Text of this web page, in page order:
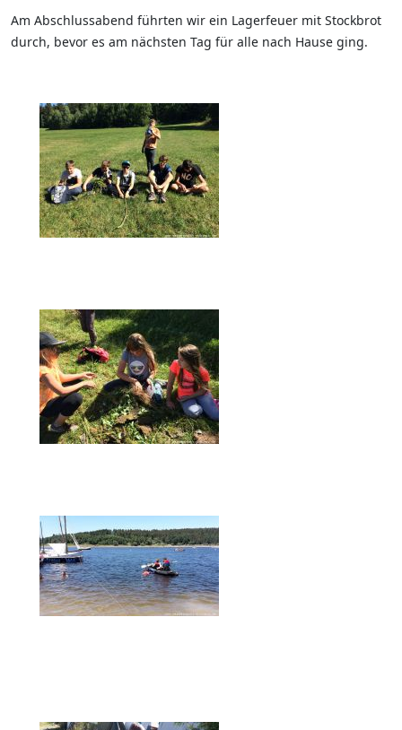
Am Abschlussabend führten wir ein Lagerfeuer mit Stockbrot
durch, bevor es am nächsten Tag für alle nach Hause ging.